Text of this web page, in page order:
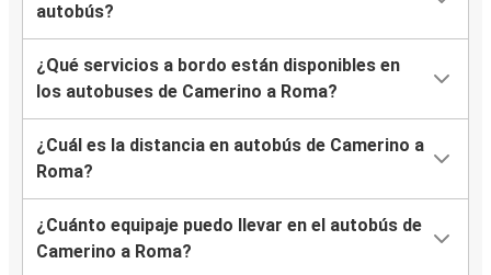
autobús?
¿Qué servicios a bordo están disponibles en
los autobuses de Camerino a Roma?
¿Cuál es la distancia en autobús de Camerino a
Roma?
¿Cuánto equipaje puedo llevar en el autobús de
Camerino a Roma?